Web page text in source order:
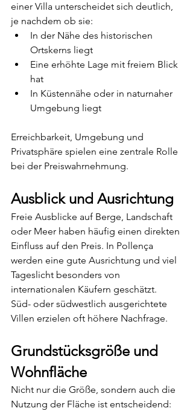
einer Villa unterscheidet sich deutlich,
je nachdem ob sie:
In der Nähe des historischen
Ortskerns liegt
Eine erhöhte Lage mit freiem Blick
hat
In Küstennähe oder in naturnaher
Umgebung liegt
Erreichbarkeit, Umgebung und
Privatsphäre spielen eine zentrale Rolle
bei der Preiswahrnehmung.
Ausblick und Ausrichtung
Freie Ausblicke auf Berge, Landschaft
oder Meer haben häufig einen direkten
Einfluss auf den Preis. In Pollença
werden eine gute Ausrichtung und viel
Tageslicht besonders von
internationalen Käufern geschätzt.
Süd- oder südwestlich ausgerichtete
Villen erzielen oft höhere Nachfrage.
Grundstücksgröße und
Wohnfläche
Nicht nur die Größe, sondern auch die
Nutzung der Fläche ist entscheidend: